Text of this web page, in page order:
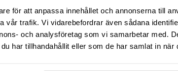
för att anpassa innehållet och annonserna till
vår trafik. Vi vidarebefordrar även sådana
och analysföretag som vi samarbetar med.
har tillhandahållit eller som de har samlat in när
FÖLJ OSS PÅ SOCIALA